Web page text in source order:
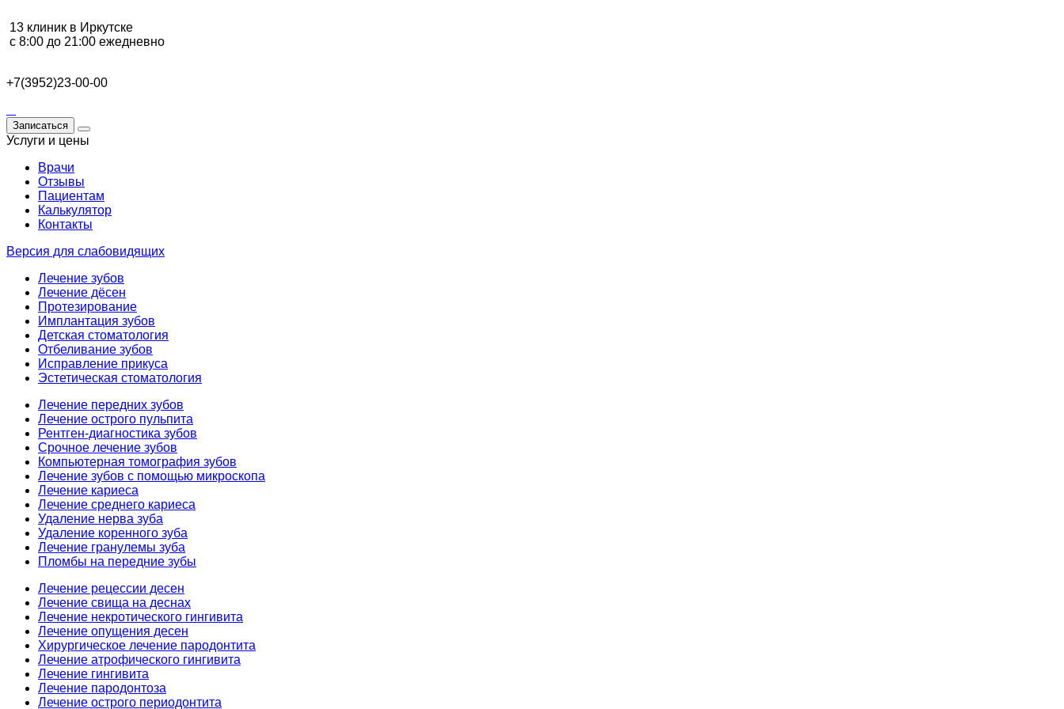
13 клиник в Иркутске
с 8:00 до 21:00 ежедневно
+7(3952)23-00-00
Записаться
Услуги и цены
Врачи
Отзывы
Пациентам
Калькулятор
Контакты
Версия для слабовидящих
Лечение зубов
Лечение дёсен
Протезирование
Имплантация зубов
Детская стоматология
Отбеливание зубов
Исправление прикуса
Эстетическая стоматология
Лечение передних зубов
Лечение острого пульпита
Рентген-диагностика зубов
Срочное лечение зубов
Компьютерная томография зубов
Лечение зубов с помощью микроскопа
Лечение кариеса
Лечение среднего кариеса
Удаление нерва зуба
Удаление коренного зуба
Лечение гранулемы зуба
Пломбы на передние зубы
Лечение рецессии десен
Лечение свища на деснах
Лечение некротического гингивита
Лечение опущения десен
Хирургическое лечение пародонтита
Лечение атрофического гингивита
Лечение гингивита
Лечение пародонтоза
Лечение острого периодонтита